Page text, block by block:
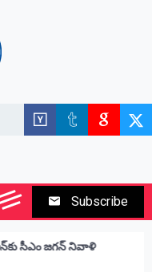
Subscribe